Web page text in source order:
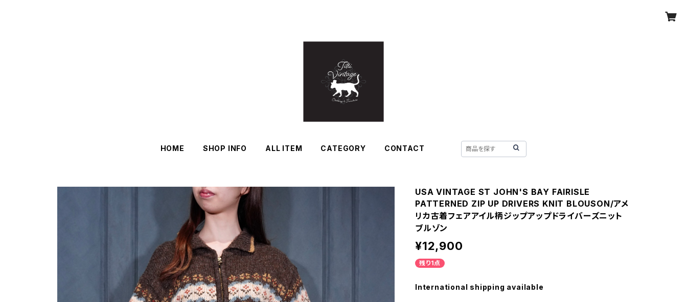
HOME SHOP INFO ALL ITEM CATEGORY CONTACT
USA VINTAGE ST JOHN'S BAY FAIRISLE
PATTERNED ZIP UP DRIVERS KNIT BLOUSON/アメ
リカ古着フェアアイル柄ジップアップドライバーズニット
ブルゾン
¥12,900
残り1点
International shipping available